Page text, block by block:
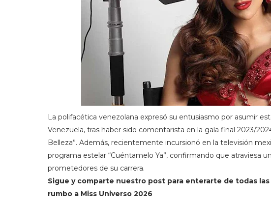
La polifacética venezolana expresó su entusiasmo por asumir
Venezuela, tras haber sido comentarista en la gala final 2023/
Belleza”. Además, recientemente incursionó en la televisión
programa estelar “Cuéntamelo Ya”, confirmando que atraviesa
prometedores de su carrera.
Sigue y comparte nuestro post para enterarte de todas
rumbo a Miss Universo 2026